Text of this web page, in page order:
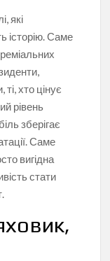
які
історію. Саме
хто цінує
рівень
зберігає
Саме
вигідна
стати